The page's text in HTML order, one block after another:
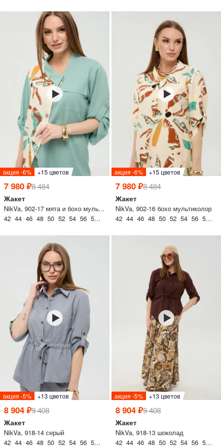
акция -6% +15 цветов
7 980 ₽8 484
Жакет
NikVa, 902-17 мята и бохо мультиколор
42 44 46 48 50 52 54 56 58 60
акция -6% +15 цветов
7 980 ₽8 484
Жакет
NikVa, 902-16 бохо мультиколор
42 44 46 48 50 52 54 56 58 60
акция -5% +13 цветов
8 904 ₽9 408
Жакет
NikVa, 918-14 серый
42 44 46 48 50 52 54 56 58 60
акция -5% +13 цветов
8 904 ₽9 408
Жакет
NikVa, 918-13 шоколад
42 44 46 48 50 52 54 56 58 60